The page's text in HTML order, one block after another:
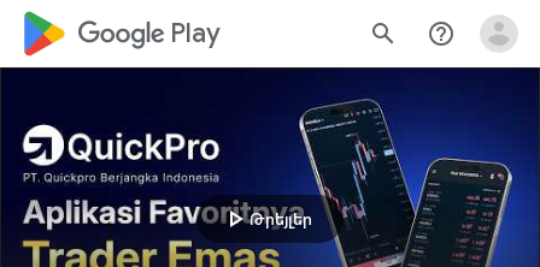
google_logo Play search help_outline
play_arrowԹրեյլեր